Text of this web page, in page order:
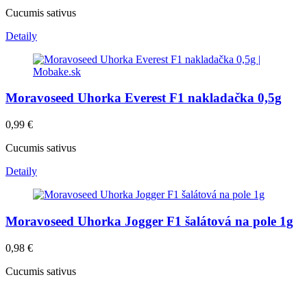
Cucumis sativus
Detaily
Moravoseed Uhorka Everest F1 nakladačka 0,5g
0,99 €
Cucumis sativus
Detaily
Moravoseed Uhorka Jogger F1 šalátová na pole 1g
0,98 €
Cucumis sativus